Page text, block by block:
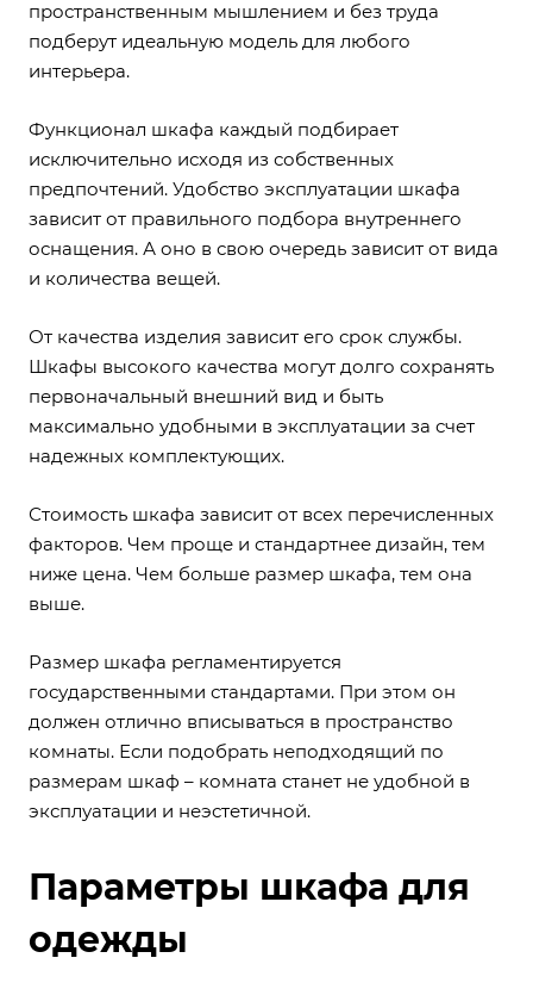
пространственным мышлением и без труда
подберут идеальную модель для любого
интерьера.
Функционал шкафа каждый подбирает
исключительно исходя из собственных
предпочтений. Удобство эксплуатации шкафа
зависит от правильного подбора внутреннего
оснащения. А оно в свою очередь зависит от вида
и количества вещей.
От качества изделия зависит его срок службы.
Шкафы высокого качества могут долго сохранять
первоначальный внешний вид и быть
максимально удобными в эксплуатации за счет
надежных комплектующих.
Стоимость шкафа зависит от всех перечисленных
факторов. Чем проще и стандартнее дизайн, тем
ниже цена. Чем больше размер шкафа, тем она
выше.
Размер шкафа регламентируется
государственными стандартами. При этом он
должен отлично вписываться в пространство
комнаты. Если подобрать неподходящий по
размерам шкаф – комната станет не удобной в
эксплуатации и неэстетичной.
Параметры шкафа для
одежды